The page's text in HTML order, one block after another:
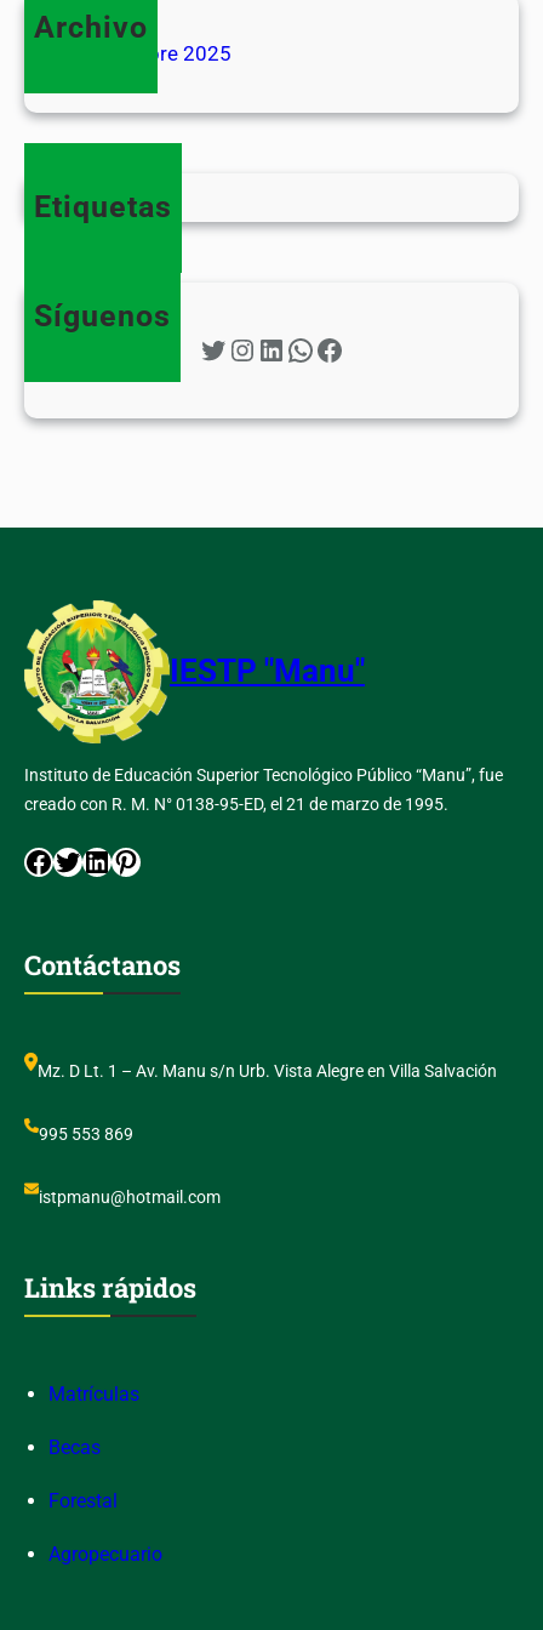
Archivo
septiembre 2025
Etiquetas
Síguenos
Twitter Instagram LinkedIn WhatsApp Facebook
IESTP "Manu"
Instituto de Educación Superior Tecnológico Público “Manu”, fue
creado con R. M. N° 0138-95-ED, el 21 de marzo de 1995.
Facebook Twitter LinkedIn Pinterest
Contáctanos
Mz. D Lt. 1 – Av. Manu s/n Urb. Vista Alegre en Villa Salvación
995 553 869
istpmanu@hotmail.com
Links rápidos
Matrículas
Becas
Forestal
Agropecuario